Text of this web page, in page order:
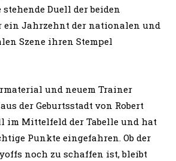
stehende Duell der beiden
ein Jahrzehnt der nationalen und
Szene ihren Stempel
und neuem Trainer
der Geburtsstadt von Robert
im Mittelfeld der Tabelle und hat
Punkte eingefahren. Ob der
noch zu schaffen ist, bleibt